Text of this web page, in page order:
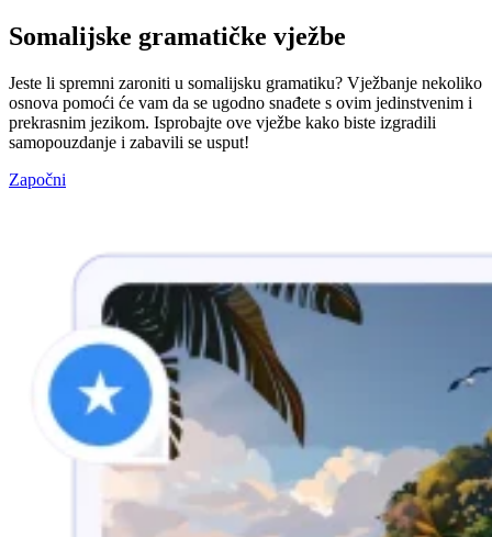
Somalijske gramatičke vježbe
Jeste li spremni zaroniti u somalijsku gramatiku? Vježbanje nekoliko
osnova pomoći će vam da se ugodno snađete s ovim jedinstvenim i
prekrasnim jezikom. Isprobajte ove vježbe kako biste izgradili
samopouzdanje i zabavili se usput!
Započni